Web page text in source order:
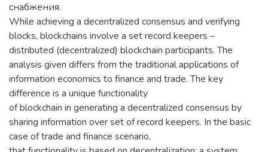
снабжения.
While achieving a decentralized consensus and verifying
blocks, blockchains involve a set record keepers –
distributed (decentralized) blockchain participants. The
analysis given differs from the traditional applications of
information economics to finance and trade. The key
difference is a unique functionality
of blockchain in generating a decentralized consensus by
sharing information over set of record keepers. In the basic
case of trade and finance scenario,